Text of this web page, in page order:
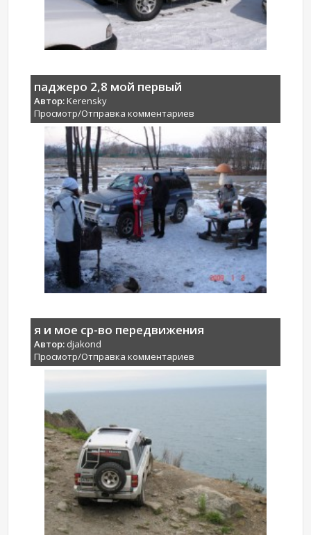
паджеро 2,8 мой первый
Автор:Kerensky
Просмотр/Отправка комментариев
я и мое ср-во передвижения
Автор: djakond
Просмотр/Отправка комментариев